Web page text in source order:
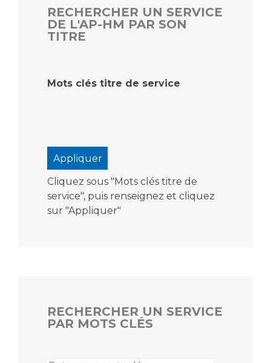
RECHERCHER UN SERVICE
DE L'AP-HM PAR SON
TITRE
Mots clés titre de service
Cliquez sous "Mots clés titre de
service", puis renseignez et cliquez
sur "Appliquer"
RECHERCHER UN SERVICE
PAR MOTS CLÉS